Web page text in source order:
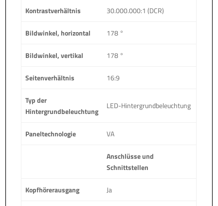
Kontrastverhältnis 30.000.000:1 (DCR)
Bildwinkel, horizontal 178 °
Bildwinkel, vertikal 178 °
Seitenverhältnis 16:9
Typ der
Hintergrundbeleuchtung
LED-Hintergrundbeleuchtung
Paneltechnologie VA
Anschlüsse und
Schnittstellen
Kopfhörerausgang Ja